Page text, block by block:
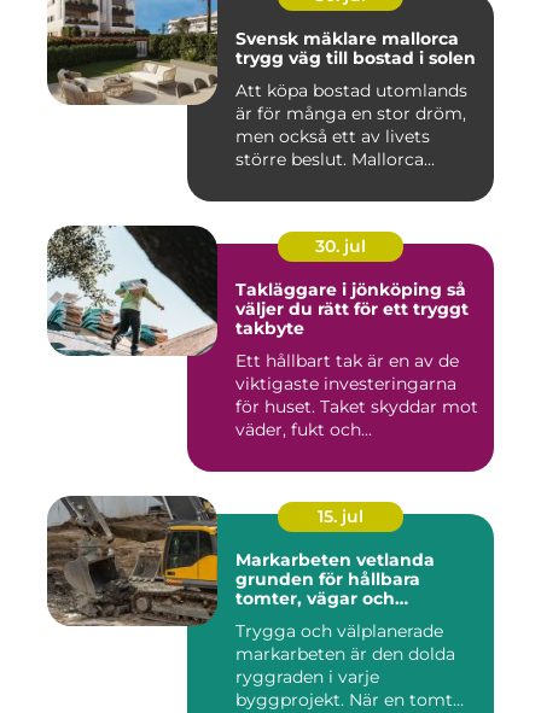
Svensk mäklare mallorca
trygg väg till bostad i solen
Att köpa bostad utomlands
är för många en stor dröm,
men också ett av livets
större beslut. Mallorca...
30. jul
Takläggare i jönköping så
väljer du rätt för ett tryggt
takbyte
Ett hållbart tak är en av de
viktigaste investeringarna
för huset. Taket skyddar mot
väder, fukt och...
15. jul
Markarbeten vetlanda
grunden för hållbara
tomter, vägar och
Trygga och välplanerade
markarbeten är den dolda
ryggraden i varje
byggprojekt. När en tomt